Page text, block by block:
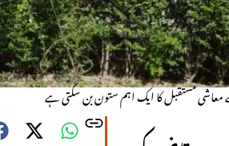
کے معاشی مستقبل کا ایک اہم ستون بن سکتی ہے